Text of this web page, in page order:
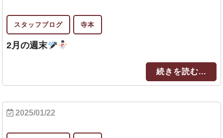
スタッフブログ 寺本
2月の週末
続きを読む...
2025/01/22